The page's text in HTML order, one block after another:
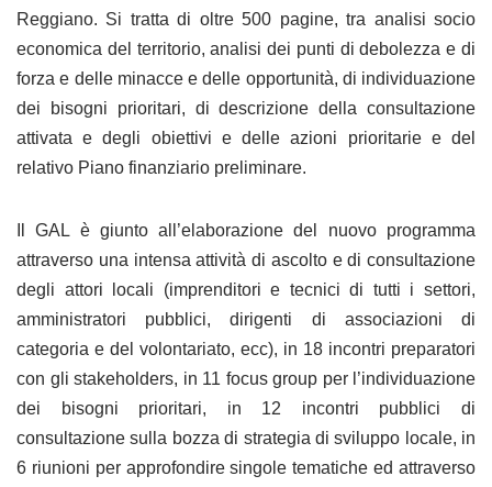
Reggiano. Si tratta di oltre 500 pagine, tra analisi socio
economica del territorio, analisi dei punti di debolezza e di
forza e delle minacce e delle opportunità, di individuazione
dei bisogni prioritari, di descrizione della consultazione
attivata e degli obiettivi e delle azioni prioritarie e del
relativo Piano finanziario preliminare.
Il GAL è giunto all’elaborazione del nuovo programma
attraverso una intensa attività di ascolto e di consultazione
degli attori locali (imprenditori e tecnici di tutti i settori,
amministratori pubblici, dirigenti di associazioni di
categoria e del volontariato, ecc), in 18 incontri preparatori
con gli stakeholders, in 11 focus group per l’individuazione
dei bisogni prioritari, in 12 incontri pubblici di
consultazione sulla bozza di strategia di sviluppo locale, in
6 riunioni per approfondire singole tematiche ed attraverso